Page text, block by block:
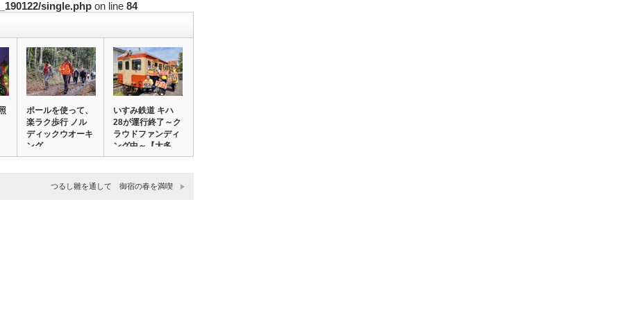
single.php on line 84
ポールを使って、
楽ラク歩行 ノル
ディックウオーキ
ング
いすみ鉄道 キハ
28が運行終了～ク
ラウドファンディ
ング中～【大多…
つるし雛を通して 御宿の春を満喫